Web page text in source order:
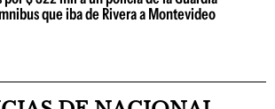
que iba de Rivera a Montevideo